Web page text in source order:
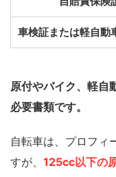
車検証または軽自動
原付やバイク、軽自
必要書類です。
自転車は、プロフィ
すが、 125cc以下の